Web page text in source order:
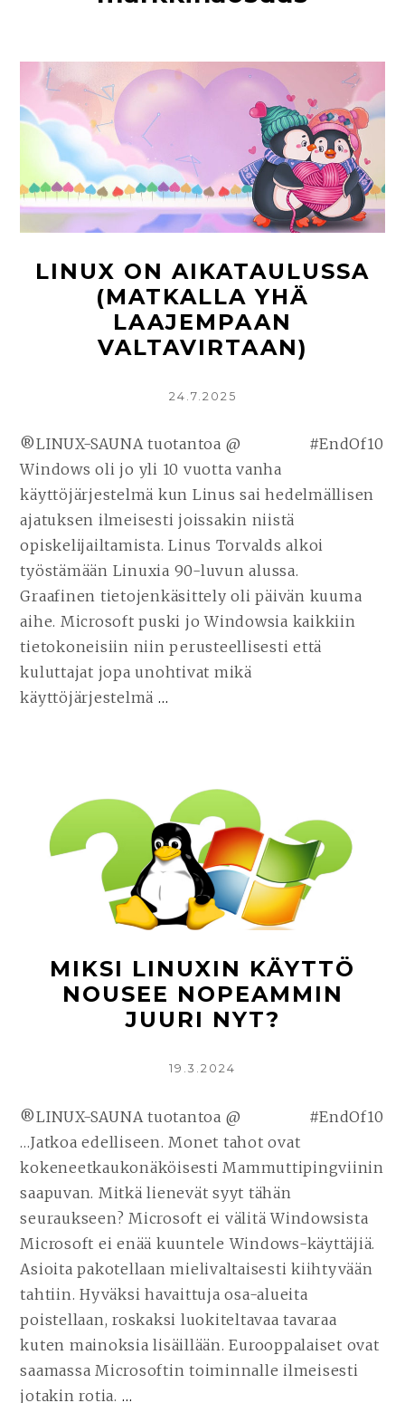
LINUX ON AIKATAULUSSA
(MATKALLA YHÄ
LAAJEMPAAN
VALTAVIRTAAN)
KIRJOITETTU
24.7.2025
®LINUX-SAUNA tuotantoa @ #EndOf10
Windows oli jo yli 10 vuotta vanha
käyttöjärjestelmä kun Linus sai hedelmällisen
ajatuksen ilmeisesti joissakin niistä
opiskelijailtamista. Linus Torvalds alkoi
työstämään Linuxia 90-luvun alussa.
Graafinen tietojenkäsittely oli päivän kuuma
aihe. Microsoft puski jo Windowsia kaikkiin
tietokoneisiin niin perusteellisesti että
kuluttajat jopa unohtivat mikä
käyttöjärjestelmä …
AIKATAULUSSA
(MATKALLA
YHÄ
LAAJEMPAAN
VALTAVIRTAAN)
MIKSI LINUXIN KÄYTTÖ
NOUSEE NOPEAMMIN
JUURI NYT?
KIRJOITETTU
19.3.2024
®LINUX-SAUNA tuotantoa @ #EndOf10
…Jatkoa edelliseen. Monet tahot ovat
kokeneetkaukonäköisesti Mammuttipingviinin
saapuvan. Mitkä lienevät syyt tähän
seuraukseen? Microsoft ei välitä Windowsista
Microsoft ei enää kuuntele Windows-käyttäjiä.
Asioita pakotellaan mielivaltaisesti kiihtyvään
tahtiin. Hyväksi havaittuja osa-alueita
poistellaan, roskaksi luokiteltavaa tavaraa
kuten mainoksia lisäillään. Eurooppalaiset ovat
saamassa Microsoftin toiminnalle ilmeisesti
jotakin rotia. …